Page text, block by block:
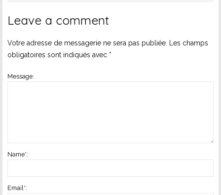
Leave a comment
Votre adresse de messagerie ne sera pas publiée.
Les champs
obligatoires sont indiqués avec *
Message:
Name*:
Email*: